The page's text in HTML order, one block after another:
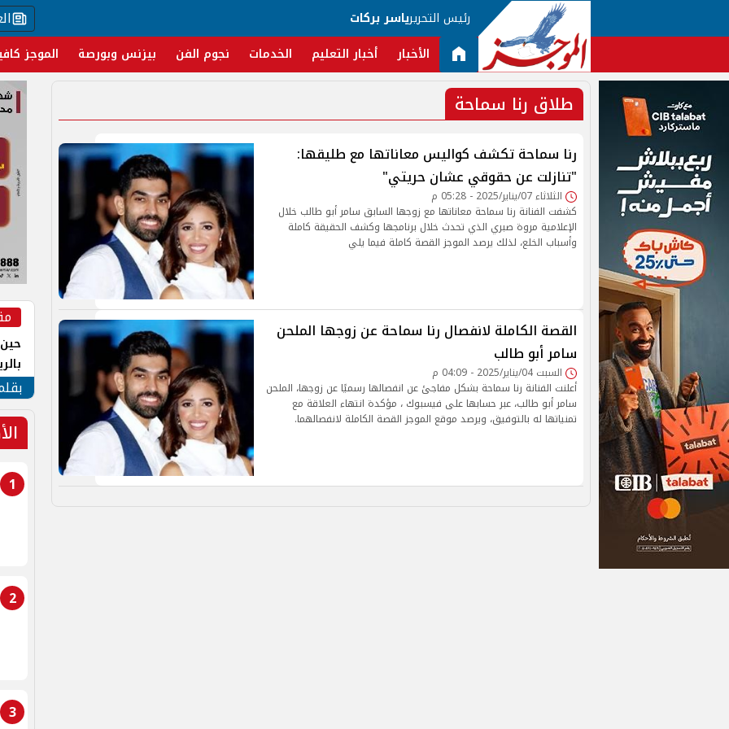
رئيس التحريرياسر بركات
الأخبار أخبار التعليم الخدمات نجوم الفن بيزنس وبورصة الموجز
طلاق رنا سماحة
رنا سماحة تكشف كواليس معاناتها مع طليقها:
"تنازلت عن حقوقي عشان حريتي"
الثلاثاء 07/يناير/2025 - 05:28 م
كشفت الفنانة رنا سماحة معاناتها مع زوجها السابق سامر أبو طالب خلال
الإعلامية مروة صبري الذي تحدث خلال برنامجها وكشف الحقيقة كاملة
وأسباب الخلع، لذلك يرصد الموجز القصة كاملة فيما يلي
القصة الكاملة لانفصال رنا سماحة عن زوجها الملحن
سامر أبو طالب
السبت 04/يناير/2025 - 04:09 م
أعلنت الفنانة رنا سماحة بشكل مفاجئ عن انفصالها رسميًا عن زوجها، الملحن
سامر أبو طالب، عبر حسابها على فيسبوك ، مؤكدة انتهاء العلاقة مع
تمنياتها له بالتوفيق، ويرصد موقع الموجز القصة الكاملة لانفصالهما.
1
2
3